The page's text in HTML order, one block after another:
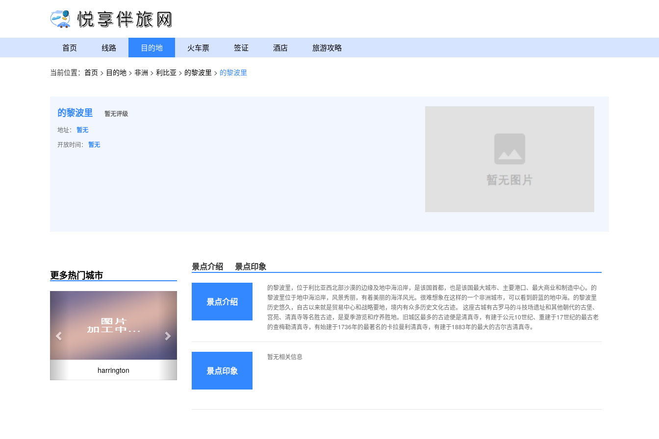
首页 线路 目的地 火车票 签证 酒店 旅游攻略
当前位置： 首页 > 目的地 > 非洲 > 利比亚 > 的黎波里 > 的黎波里
的黎波里 暂无评级
地址： 暂无
开放时间： 暂无
更多热门城市
harrington
景点介绍 景点印象
景点介绍
的黎波里，位于利比亚西北部沙漠的边缘及地中海沿岸，是该国首都，也是该国最大城市、主要港口、最大商业和制造中心。的
黎波里位于地中海沿岸，风景秀丽，有着美丽的海洋风光。很难想象在这样的一个非洲城市，可以看到蔚蓝的地中海。的黎波里
历史悠久，自古以来就是贸易中心和战略要地，境内有众多历史文化古迹。 这座古城有古罗马的斗技场遗址和其他朝代的古堡、
宫苑、清真寺等名胜古迹，是夏季游览和疗养胜地。旧城区最多的古迹便是清真寺，有建于公元10世纪、重建于17世纪的最古老
的查梅勒清真寺，有始建于1736年的最著名的卡拉曼利清真寺，有建于1883年的最大的古尔吉清真寺。
景点印象
暂无相关信息